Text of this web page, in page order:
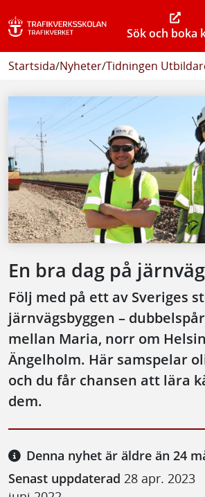
Sök och boka
Startsida/Nyheter/Tidningen
En bra dag på
Följ med på ett av Sveriges
järnvägsbyggen –
mellan Maria, norr om
Ängelholm. Här samspelar
och du får chansen att lära
dem.
Denna nyhet är äldre än 24
Senast uppdaterad 28 apr. 2023